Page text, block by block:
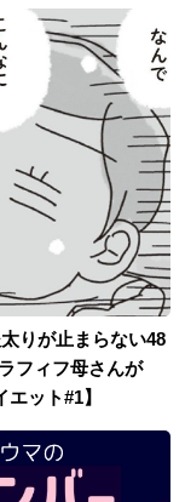
りが止まらない48
フィフ母さんが
ット#1】